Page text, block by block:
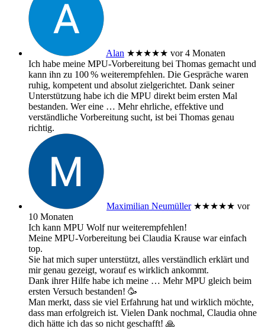
Alan ★★★★★ vor 4 Monaten
Ich habe meine MPU‑Vorbereitung bei Thomas gemacht und
kann ihn zu 100 % weiterempfehlen. Die Gespräche waren
ruhig, kompetent und absolut zielgerichtet. Dank seiner
Unterstützung habe ich die MPU direkt beim ersten Mal
bestanden. Wer eine … Mehrehrliche, effektive und
verständliche Vorbereitung sucht, ist bei Thomas genau
richtig.
Maximilian Neumüller ★★★★★ vor
10 Monaten
Ich kann MPU Wolf nur weiterempfehlen!
Meine MPU-Vorbereitung bei Claudia Krause war einfach
top.
Sie hat mich super unterstützt, alles verständlich erklärt und
mir genau gezeigt, worauf es wirklich ankommt.
Dank ihrer Hilfe habe ich meine … MehrMPU gleich beim
ersten Versuch bestanden! 🥳
Man merkt, dass sie viel Erfahrung hat und wirklich möchte,
dass man erfolgreich ist. Vielen Dank nochmal, Claudia ohne
dich hätte ich das so nicht geschafft! 🙏